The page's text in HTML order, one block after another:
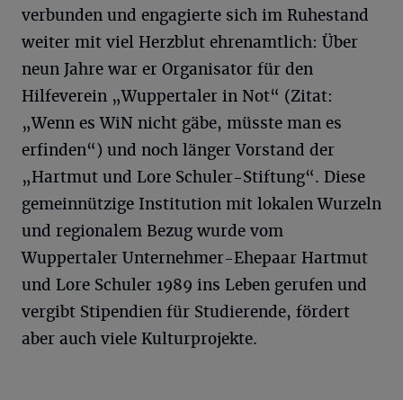
verbunden und engagierte sich im Ruhestand
weiter mit viel Herzblut ehrenamtlich: Über
neun Jahre war er Organisator für den
Hilfeverein „Wuppertaler in Not“ (Zitat:
„Wenn es WiN nicht gäbe, müsste man es
erfinden“) und noch länger Vorstand der
„Hartmut und Lore Schuler-Stiftung“. Diese
gemeinnützige Institution mit lokalen Wurzeln
und regionalem Bezug wurde vom
Wuppertaler Unternehmer-Ehepaar Hartmut
und Lore Schuler 1989 ins Leben gerufen und
vergibt Stipendien für Studierende, fördert
aber auch viele Kulturprojekte.